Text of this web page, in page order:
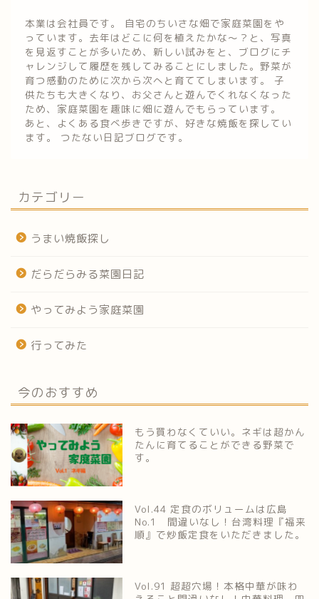
本業は会社員です。 自宅のちいさな畑で家庭菜園をや
っています。去年はどこに何を植えたかな～？と、写真
を見返すことが多いため、新しい試みをと、ブログにチ
ャレンジして履歴を残してみることにしました。野菜が
育つ感動のために次から次へと育ててしまいます。 子
供たちも大きくなり、お父さんと遊んでくれなくなった
ため、家庭菜園を趣味に畑に遊んでもらっています。
あと、よくある食べ歩きですが、好きな焼飯を探してい
ます。 つたない日記ブログです。
カテゴリー
うまい焼飯探し
だらだらみる菜園日記
やってみよう家庭菜園
行ってみた
今のおすすめ
もう買わなくていい。ネギは超かん
たんに育てることができる野菜で
す。
Vol.44 定食のボリュームは広島
No.1 間違いなし！台湾料理『福来
順』で炒飯定食をいただきました。
Vol.91 超超穴場！本格中華が味わ